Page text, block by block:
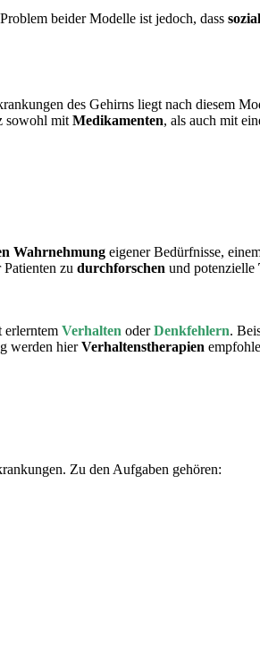
beider Modelle ist jedoch, dass
des Gehirns liegt nach diesem
sowohl mit Medikamenten, als auch mit
Wahrnehmung eigener Bedürfnisse,
Patienten zu durchforschen und potenzielle
erlerntem Verhalten oderDenkfehlern.
werden hierVerhaltenstherapien
Zu den Aufgaben gehören: